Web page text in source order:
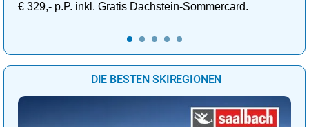
€ 329,- p.P. inkl. Gratis Dachstein-Sommercard.
DIE BESTEN SKIREGIONEN